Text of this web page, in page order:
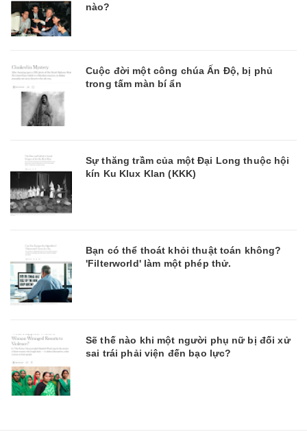
nào?
Cuộc đời một công chúa Ấn Độ, bị phủ
trong tấm màn bí ẩn
Sự thăng trầm của một Đại Long thuộc hội
kín Ku Klux Klan (KKK)
Bạn có thể thoát khỏi thuật toán không?
'Filterworld' làm một phép thử.
Sẽ thế nào khi một người phụ nữ bị đối xử
sai trái phải viện đến bạo lực?